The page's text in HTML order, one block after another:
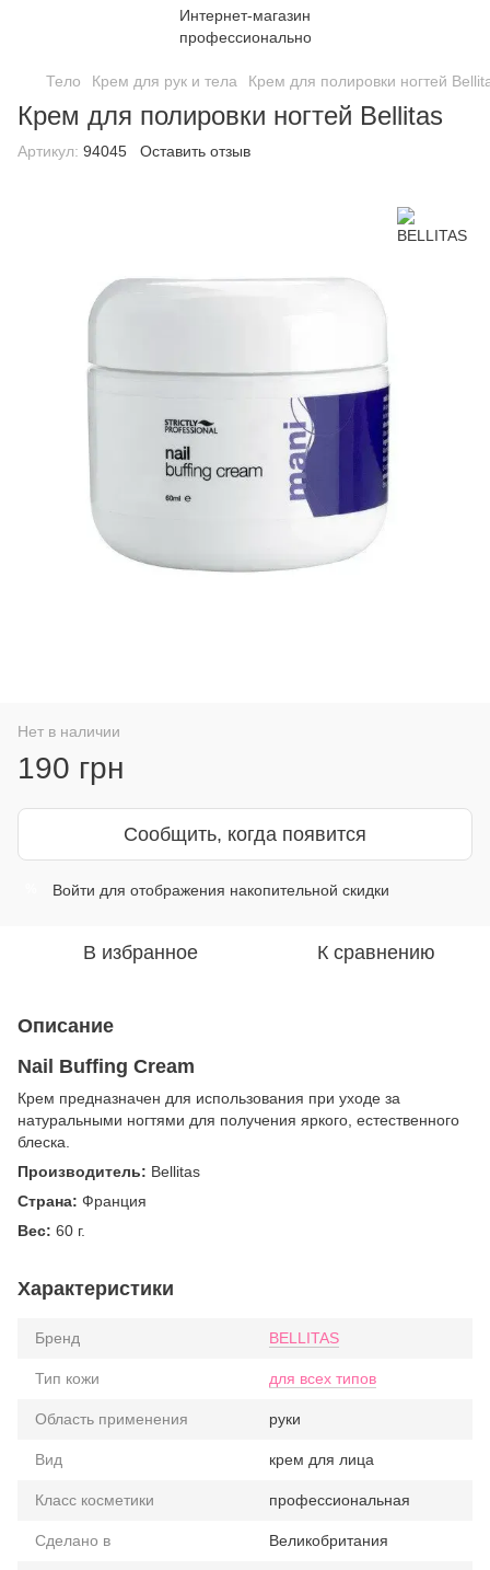
Тело Крем для рук и тела Крем для полировки ногтей
Крем для полировки ногтей Bellitas
Артикул: 94045 Оставить отзыв
Нет в наличии
190 грн
Сообщить, когда появится
Войти для отображения накопительной скидки
В избранное К сравнению
Описание
Nail Buffing Cream
Крем предназначен для использования при уходе за
натуральными ногтями для получения яркого, естественного
блеска.
Производитель: Bellitas
Страна: Франция
Вес: 60 г.
Характеристики
Бренд BELLITAS
Тип кожи для всех типов
Область применения руки
Вид крем для лица
Класс косметики профессиональная
Сделано в Великобритания